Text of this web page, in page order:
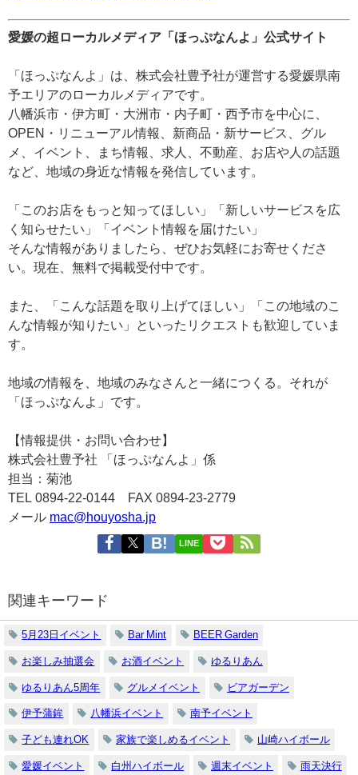
愛媛の超ローカルメディア「ほっぷなんよ」公式サイト
「ほっぷなんよ」は、株式会社豊予社が運営する愛媛県南
予エリアのローカルメディアです。
八幡浜市・伊方町・大洲市・内子町・西予市を中心に、
OPEN・リニューアル情報、新商品・新サービス、 グル
メ、イベント、まち情報、求人、不動産、
お店や人の話題
など、地域の身近な情報を発信しています。
「このお店をもっと知ってほしい」
「新しいサービスを広
く知らせたい」
「イベント情報を届けたい」
そんな情報がありましたら、ぜひお気軽にお寄せくださ
い。 現在、無料で掲載受付中です。
また、 「こんな話題を取り上げてほしい」
「この地域のこ
んな情報が知りたい」
といったリクエストも歓迎していま
す。
地域の情報を、地域のみなさんと一緒につくる。 それが
「ほっぷなんよ」です。
【情報提供・お問い合わせ】
株式会社豊予社 「ほっぷなんよ」係
担当：菊池
TEL 0894-22-0144
FAX 0894-23-2779
メール mac@houyosha.jp
LINE
関連キーワード
5月23日イベント Bar Mint BEER Garden
お楽しみ抽選会 お酒イベント ゆるりあん
ゆるりあん5周年 グルメイベント ビアガーデン
伊予蒲鉾 八幡浜イベント 南予イベント
子ども連れOK 家族で楽しめるイベント 山崎ハイボール
愛媛イベント 白州ハイボール 週末イベント 雨天決行